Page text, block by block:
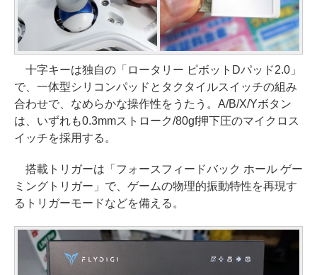
十字キーは独自の「ロータリー ピボットDパッド2.0」
で、一体型シリコンパッドとタクタイルスイッチの組み
合わせで、なめらかな操作性をうたう。A/B/X/Yボタン
は、いずれも0.3mmストローク/80gf押下圧のマイクロス
イッチを採用する。
搭載トリガーは「フォースフィードバック ホール ゲー
ミングトリガー」で、ゲームの物理的振動特性を再現す
るトリガーモードなどを備える。